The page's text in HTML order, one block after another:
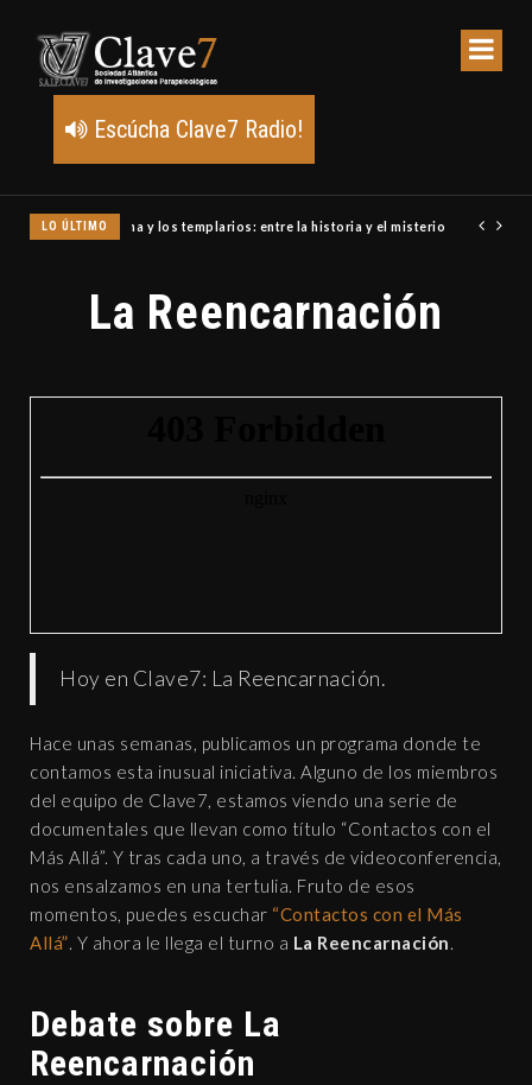
Escúcha Clave7 Radio!
LO ÚLTIMO Un meteoro explota sobre Estados Unidos y abre la pista
La Reencarnación
Hoy en Clave7: La Reencarnación.
Hace unas semanas, publicamos un programa donde te
contamos esta inusual iniciativa. Alguno de los miembros
del equipo de Clave7, estamos viendo una serie de
documentales que llevan como título “Contactos con el
Más Allá”. Y tras cada uno, a través de videoconferencia,
nos ensalzamos en una tertulia. Fruto de esos
momentos, puedes escuchar “Contactos con el Más
Allá”. Y ahora le llega el turno a La Reencarnación.
Debate sobre La
Reencarnación